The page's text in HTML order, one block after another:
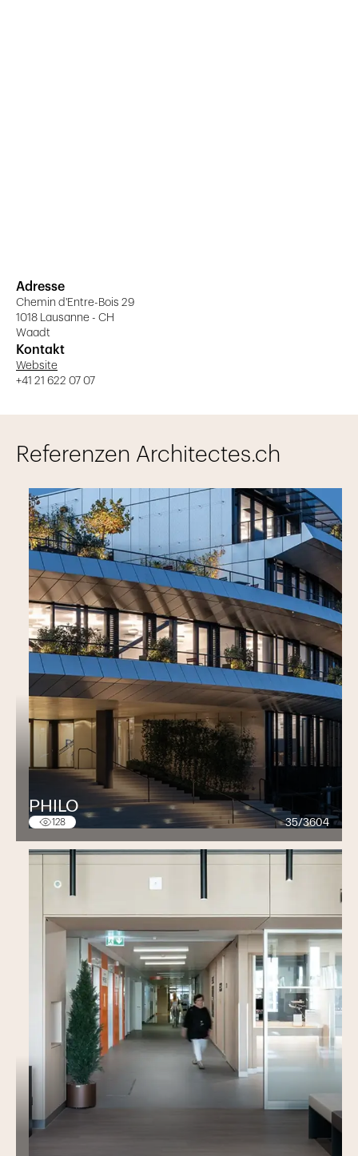
Adresse
Chemin d'Entre-Bois 29
1018 Lausanne - CH
Waadt
Kontakt
Website
+41 21 622 07 07
Referenzen Architectes.ch
PHILO
128 35/3604